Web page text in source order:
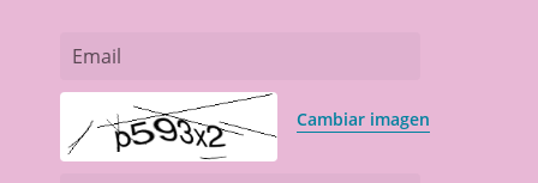
Email
Cambiar imagen